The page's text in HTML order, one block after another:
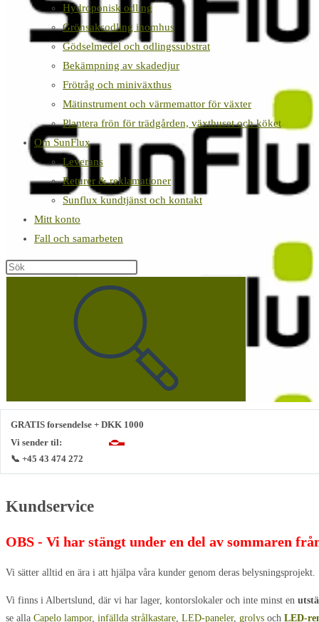
Hydroponisk odling
Grönsaksodling inomhus
Gödselmedel och odlingssubstrat
Bekämpning av skadedjur
Frötråg och miniväxthus
Mätinstrument och värmemattor för växter
Plantera frön för trädgården, växthuset och köket
Om SunFlux
Leverans
Returer & reklamationer
Sunflux kundtjänst och kontakt
Mitt konto
Fall och samarbeten
Sök
GRATIS forsendelse + DKK 1000
Vi sender til:
📞 +45 43 474 272
Kundservice
OBS - Vi har stängt under en del av sommaren
Vi sätter alltid en ära i att hjälpa våra kunder genom deras belysningsprojekt.
Vi finns i Albertslund, där vi har lager, kontorslokaler och inte minst en
se alla Capelo lampor, infällda strålkastare LED-paneler, grolys och LED-